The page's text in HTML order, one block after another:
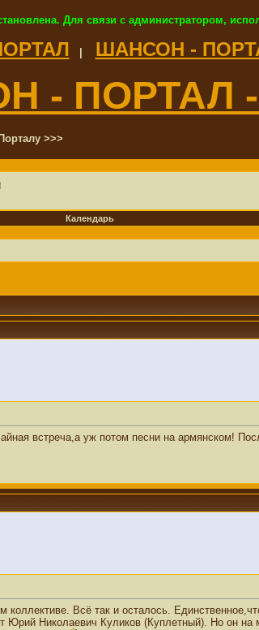
Для связи с администратором,
ШАНСОН -
- ПОРТАЛ
>>>
Календарь
встреча,а уж потом песни на армянском!
коллективе. Всё так и осталось.
Юрий Николаевич Куликов (Куплетный). Но он